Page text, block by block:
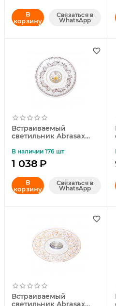
В
корзину
Связаться в
WhatsApp
Встраиваемый
светильник Abrasax
В наличии 176 шт
1 038₽
В
корзину
Связаться в
WhatsApp
Встраиваемый
светильник Abrasax